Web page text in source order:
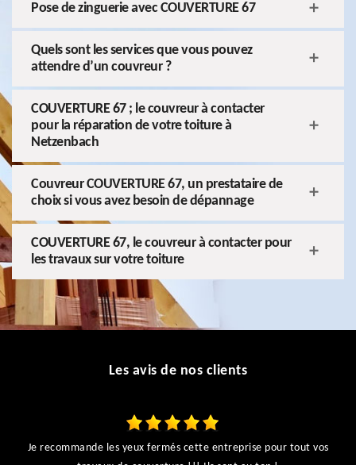
Pose de zinguerie avec COUVERTURE 67
Quels sont les services que vous pouvez
attendre d’un couvreur ?
COUVERTURE 67 ; le couvreur à contacter
pour la réparation de votre toiture à
Netzenbach
Couvreur COUVERTURE 67, un prestataire de
choix si vous avez besoin de dépannage
COUVERTURE 67, le couvreur à contacter pour
les travaux sur votre toiture
Les avis de nos clients
Je recommande les yeux fermés cette entreprise pour tout vos